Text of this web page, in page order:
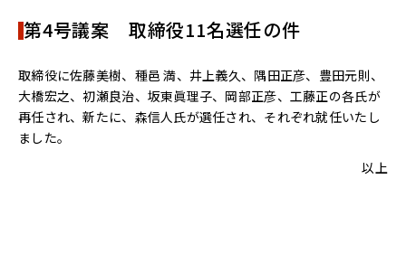
第4号議案 取締役11名選任の件
取締役に佐藤美樹、種邑 満、井上義久、隅田正彦、豊田元則、
大橋宏之、初瀬良治、坂東眞理子、岡部正彦、工藤正の各氏が
再任され、新たに、森信人氏が選任され、それぞれ就任いたし
ました。
以上